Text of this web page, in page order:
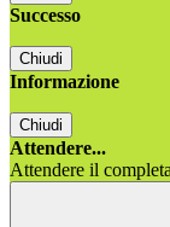
Successo
Chiudi
Informazione
Chiudi
Attendere...
Attendere il